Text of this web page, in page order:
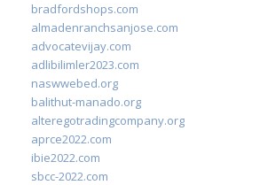
bradfordshops.com
almadenranchsanjose.com
advocatevijay.com
adlibilimler2023.com
naswwebed.org
balithut-manado.org
alteregotradingcompany.org
aprce2022.com
ibie2022.com
sbcc-2022.com